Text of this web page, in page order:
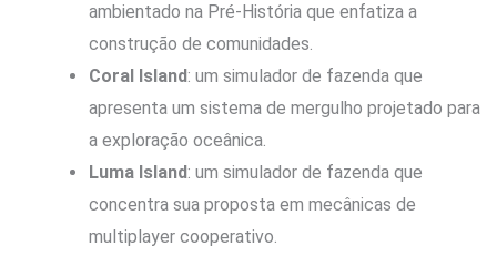
ambientado na Pré-História que enfatiza a
construção de comunidades.
Coral Island: um simulador de fazenda que
apresenta um sistema de mergulho projetado para
a exploração oceânica.
Luma Island: um simulador de fazenda que
concentra sua proposta em mecânicas de
multiplayer cooperativo.